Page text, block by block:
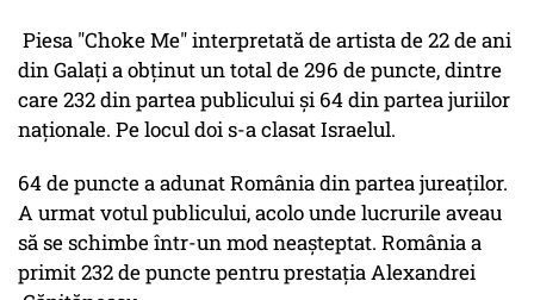
Piesa "Choke Me" interpretată de artista de 22 de ani
din Galați a obținut un total de 296 de puncte, dintre
care 232 din partea publicului și 64 din partea juriilor
naționale. Pe locul doi s-a clasat Israelul.
64 de puncte a adunat România din partea jureaților.
A urmat votul publicului, acolo unde lucrurile aveau
să se schimbe într-un mod neașteptat. România a
primit 232 de puncte pentru prestația Alexandrei